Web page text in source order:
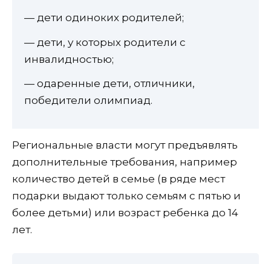
— дети одиноких родителей;
— дети, у которых родители с
инвалидностью;
— одаренные дети, отличники,
победители олимпиад.
Региональные власти могут предъявлять
дополнительные требования, например
количество детей в семье (в ряде мест
подарки выдают только семьям с пятью и
более детьми) или возраст ребенка до 14
лет.